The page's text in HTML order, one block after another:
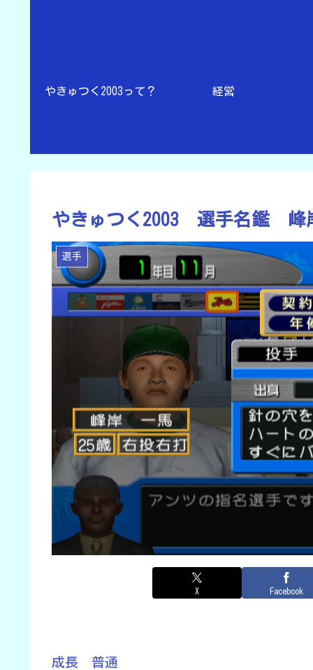
やきゅつく2003って？ 経営
やきゅつく2003 選手名鑑
選手
X Facebook
成長 普通